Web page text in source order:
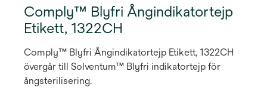
Comply™ Blyfri Ångindikatortejp
Etikett, 1322CH
Comply™ Blyfri Ångindikatortejp Etikett, 1322CH
övergår till Solventum™ Blyfri indikatortejp för
ångsterilisering.